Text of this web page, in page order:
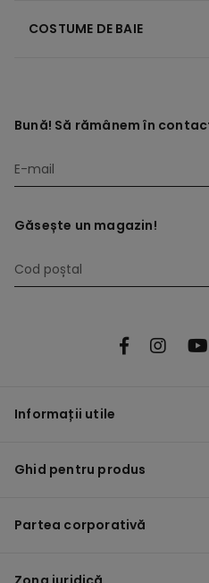
COSTUME DE BAIE
Bună! Să rămânem în
Găsește un magazin!
Informații utile
Ghid pentru produs
Partea corporativă